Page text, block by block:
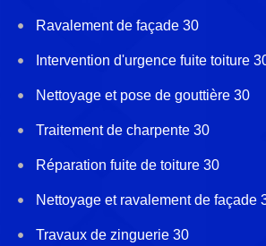
Ravalement de façade 30
Intervention d'urgence fuite toiture
Nettoyage et pose de gouttière 30
Traitement de charpente 30
Réparation fuite de toiture 30
Nettoyage et ravalement de façade
Travaux de zinguerie 30